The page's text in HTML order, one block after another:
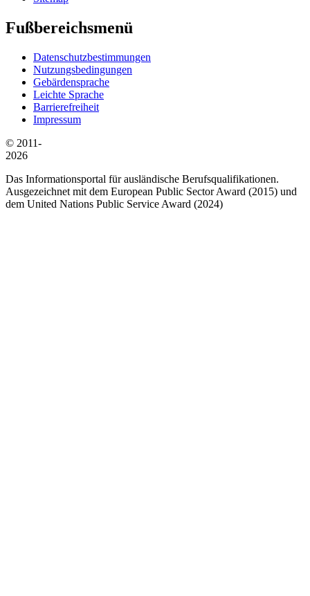
Fußbereichsmenü
Datenschutzbestimmungen
Nutzungsbedingungen
Gebärdensprache
Leichte Sprache
Barrierefreiheit
Impressum
© 2011-
2026
Das Informationsportal für ausländische Berufsqualifikationen.
Ausgezeichnet mit dem European Public Sector Award (2015) und
dem United Nations Public Service Award (2024)